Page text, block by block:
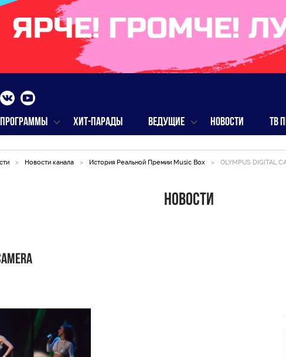
ПРОГРАММЫ ХИТ-ПАРАДЫ ВЕДУЩИЕ НОВОСТИ ТВ
> Новости канала > История Реальной Премии Music Box > OLYMPUS DIGITAL
Новости